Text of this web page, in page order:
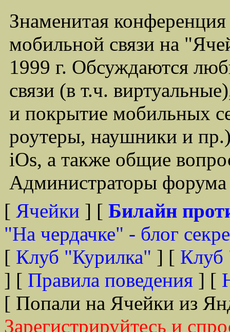
Знаменитая
мобильной связи на
1999 г. Обсуждаются
связи (в т.ч.
и покрытие мобильных
роутеры, наушники и
iOs, а также общие
Администраторы
[ Ячейки ] [ Билайн
"На чердачке" - блог
[ Клуб "Курилка" ] [ Клуб
] [ Правила поведения ] [
[ Попали на Ячейки из
Зарегистрируйтесь и